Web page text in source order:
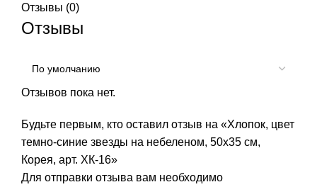
Отзывы (0)
Отзывы
Отзывов пока нет.
Будьте первым, кто оставил отзыв на «Хлопок, цвет
темно-синие звезды на небеленом, 50х35 см,
Корея, арт. ХК-16»
Для отправки отзыва вам необходимо